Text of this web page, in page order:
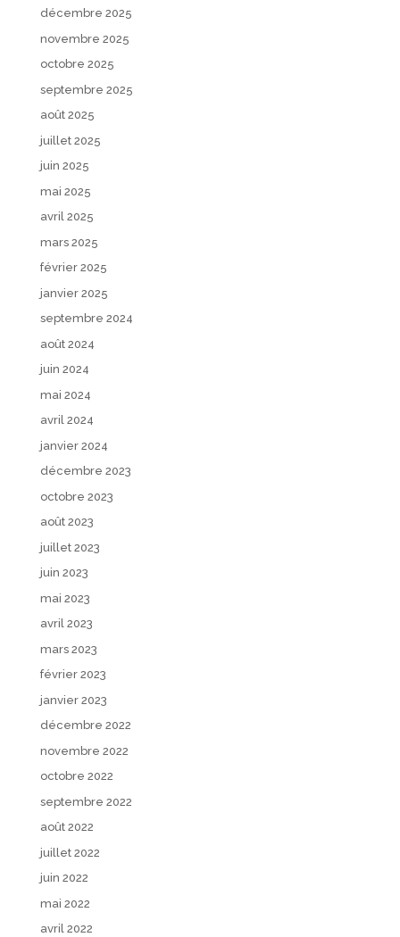
décembre 2025
novembre 2025
octobre 2025
septembre 2025
août 2025
juillet 2025
juin 2025
mai 2025
avril 2025
mars 2025
février 2025
janvier 2025
septembre 2024
août 2024
juin 2024
mai 2024
avril 2024
janvier 2024
décembre 2023
octobre 2023
août 2023
juillet 2023
juin 2023
mai 2023
avril 2023
mars 2023
février 2023
janvier 2023
décembre 2022
novembre 2022
octobre 2022
septembre 2022
août 2022
juillet 2022
juin 2022
mai 2022
avril 2022